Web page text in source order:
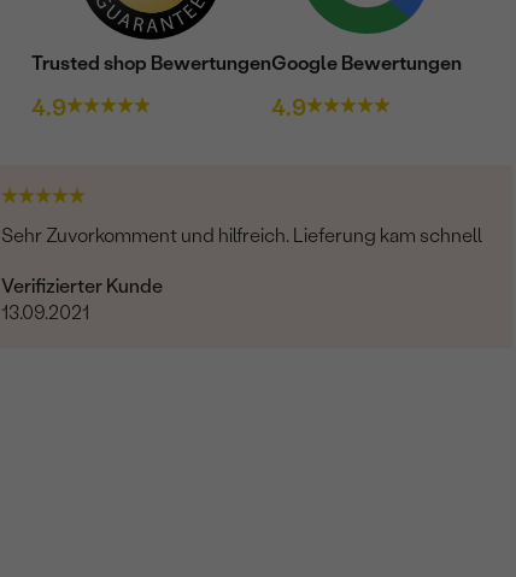
Trusted shop Bewertungen
4.9
Google Bewertungen
4.9
Sehr Zuvorkomment und hilfreich. Lieferung kam schnell
Verifizierter Kunde
13.09.2021